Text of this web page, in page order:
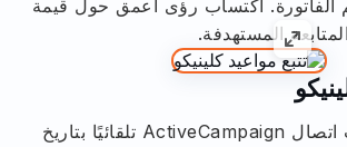
الفاتورة. اكتساب رؤى أعمق حول قيمة
المستهدفة.
قم بتحديث جهات اتصال ActiveCampaign تلقائيًا بتاريخ